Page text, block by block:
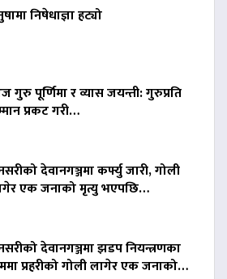
निषेधाज्ञा हट्यो
गुरु पूर्णिमा र व्यास जयन्ती: गुरुप्रति
प्रकट गरी…
देवानगञ्जमा कर्फ्यु जारी, गोली
एक जनाको मृत्यु भएपछि…
देवानगञ्जमा झडप नियन्त्रणका
प्रहरीको गोली लागेर एक जनाको…